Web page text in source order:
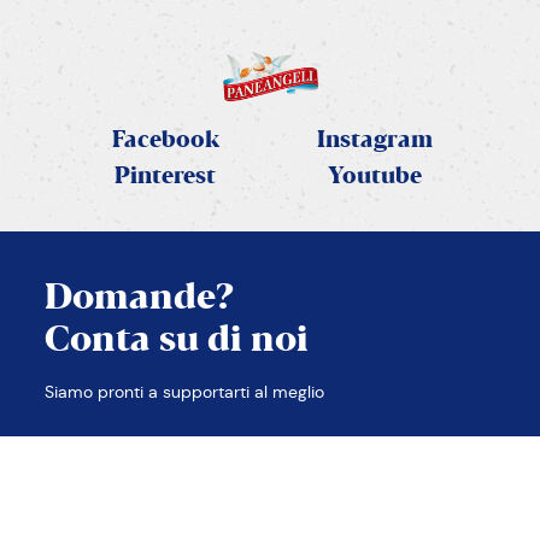
Facebook
Instagram
Pinterest
Youtube
Domande?
Conta su di noi
Siamo pronti a supportarti al meglio